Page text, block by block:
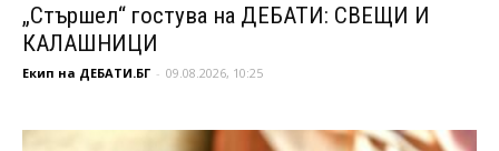
„Стършел“ гостува на ДЕБАТИ: СВЕЩИ И
КАЛАШНИЦИ
Екип на ДЕБАТИ.БГ - 09.08.2026, 10:25